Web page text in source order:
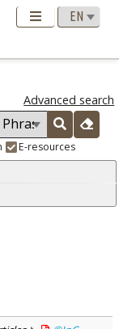
Advanced search
E-resources